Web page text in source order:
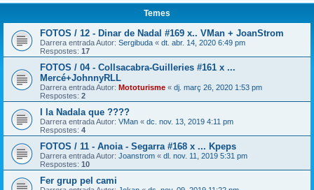
Temes
FOTOS / 12 - Dinar de Nadal #169 x.. VMan + JoanStrom
Darrera entrada Autor: Sergibuda « dt. abr. 14, 2020 6:49 pm
Respostes: 17
FOTOS / 04 - Collsacabra-Guilleries #161 x ...
Mercé+JohnnyRLL
Darrera entrada Autor: Mototurisme « dj. març 26, 2020 1:53 pm
Respostes: 2
I la Nadala que ????
Darrera entrada Autor: VMan « dc. nov. 13, 2019 4:11 pm
Respostes: 4
FOTOS / 11 - Anoia - Segarra #168 x ... Kpeps
Darrera entrada Autor: Joanstrom « dl. nov. 11, 2019 5:31 pm
Respostes: 10
Fer grup pel cami